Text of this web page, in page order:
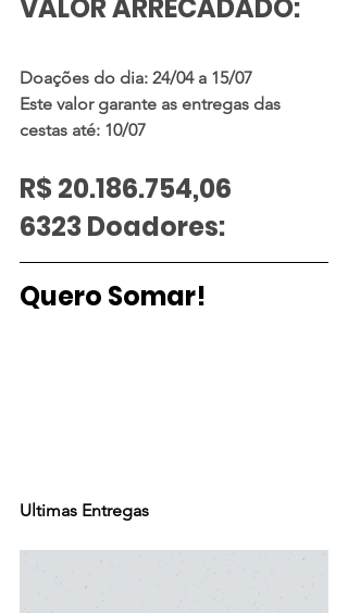
VALOR ARRECADADO:
Doações do dia: 24/04 a 15/07
Este valor garante as entregas das
cestas até: 10/07
R$ 20.186.754,06
6323 Doadores:
Quero Somar!
Ultimas Entregas